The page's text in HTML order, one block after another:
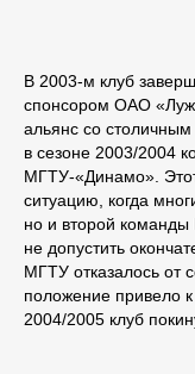
В 2003-м клуб
спонсором ОАО
альянс со
в сезоне 2003/2004
МГТУ-«Динамо».
ситуацию, когда
но и второй
не допустить
МГТУ отказалось от
положение привело к
2004/2005 клуб